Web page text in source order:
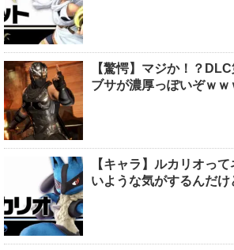
【驚愕】マジか！？
ブサが濃厚っぽいぞｗｗ
【キャラ】ルカリオっ
いような気がするんだけ